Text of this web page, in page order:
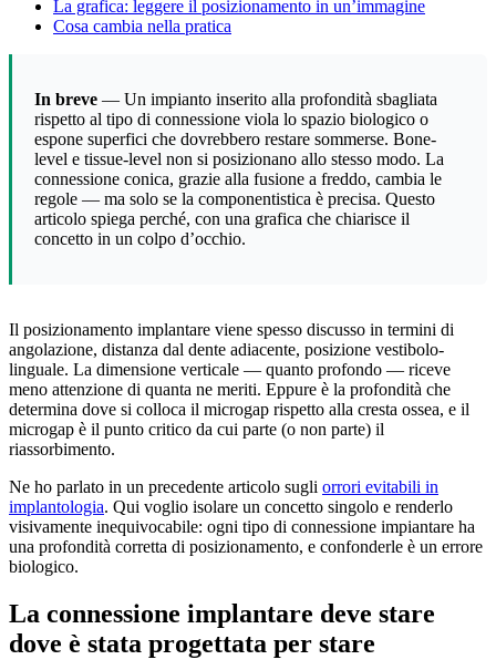
La grafica: leggere il posizionamento in un’immagine
Cosa cambia nella pratica
In breve — Un impianto inserito alla profondità sbagliata
rispetto al tipo di connessione viola lo spazio biologico o
espone superfici che dovrebbero restare sommerse. Bone-
level e tissue-level non si posizionano allo stesso modo. La
connessione conica, grazie alla fusione a freddo, cambia le
regole — ma solo se la componentistica è precisa. Questo
articolo spiega perché, con una grafica che chiarisce il
concetto in un colpo d’occhio.
Il posizionamento implantare viene spesso discusso in termini di
angolazione, distanza dal dente adiacente, posizione vestibolo-
linguale. La dimensione verticale — quanto profondo — riceve
meno attenzione di quanta ne meriti. Eppure è la profondità che
determina dove si colloca il microgap rispetto alla cresta ossea, e il
microgap è il punto critico da cui parte (o non parte) il
riassorbimento.
Ne ho parlato in un precedente articolo sugli orrori evitabili in
implantologia. Qui voglio isolare un concetto singolo e renderlo
visivamente inequivocabile: ogni tipo di connessione impiantare ha
una profondità corretta di posizionamento, e confonderle è un errore
biologico.
La connessione implantare deve stare
dove è stata progettata per stare